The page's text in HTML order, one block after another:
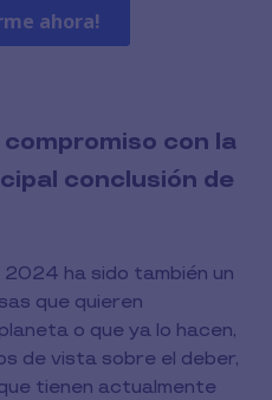
con la
conclusión de
ha sido también un
que quieren
o que ya lo hacen,
de vista sobre el deber,
tienen actualmente